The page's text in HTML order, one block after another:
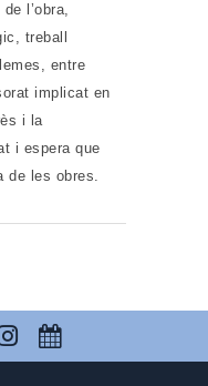
l’obra,
treball
entre
implicat en
i la
i espera que
de les obres.